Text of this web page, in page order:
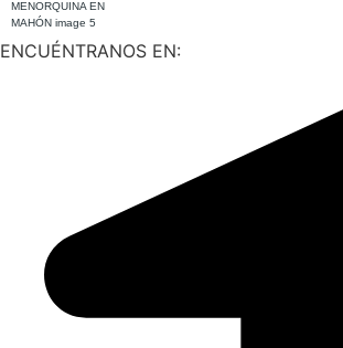
ENCUÉNTRANOS EN: